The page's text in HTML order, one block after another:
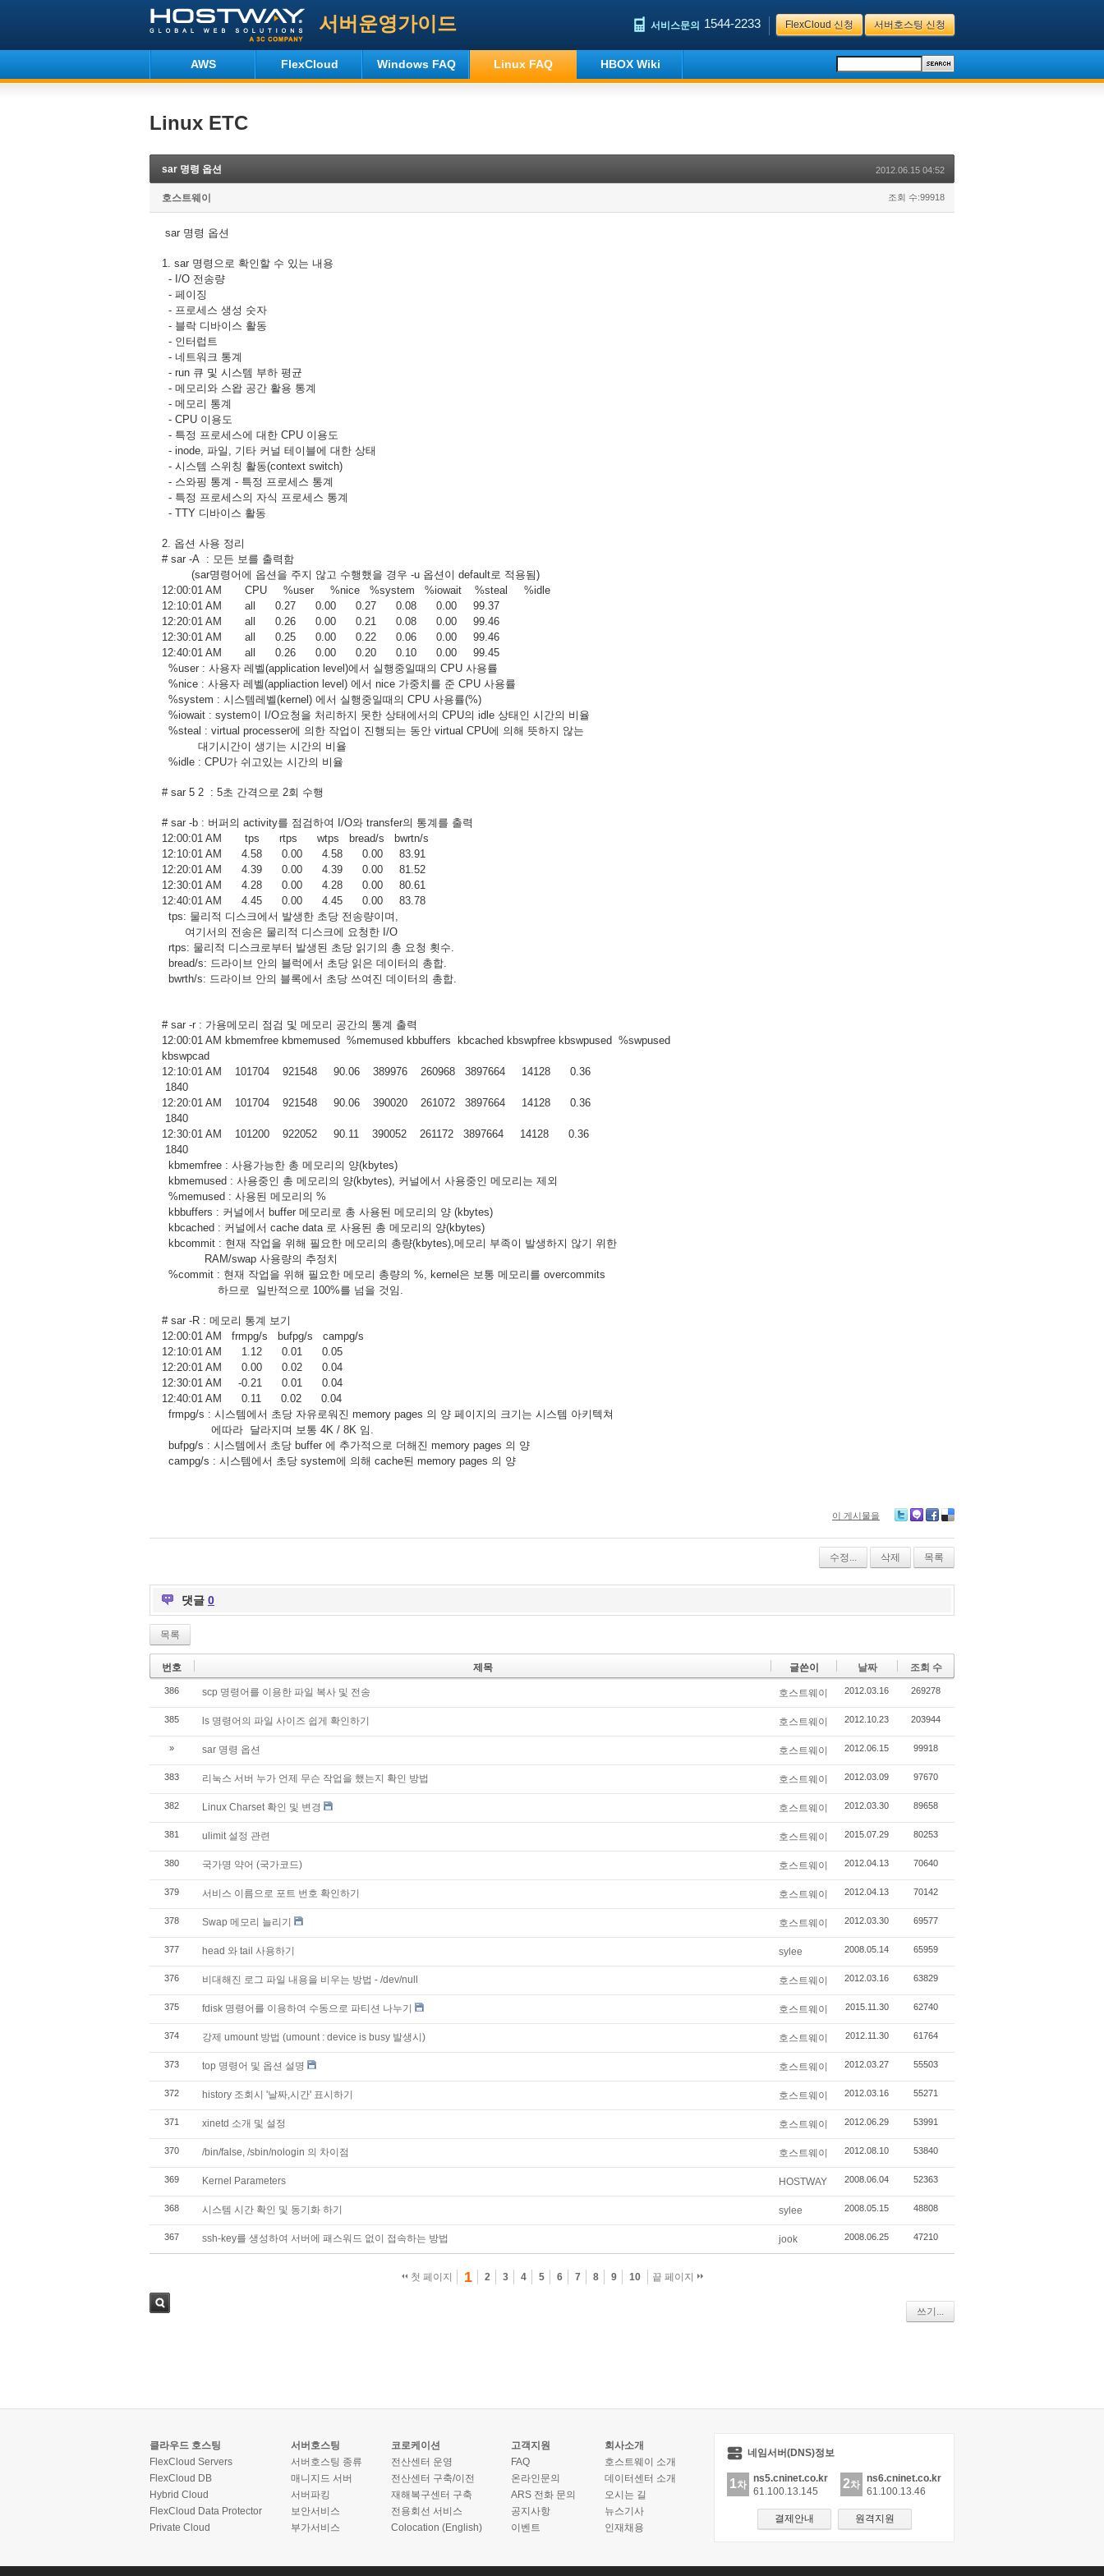
서버운영가이드 서비스문의 1544-2233 FlexCloud 신청 서버호스팅 신청
AWS FlexCloud Windows FAQ Linux FAQ HBOX Wiki
Linux ETC
sar 명령 옵션 2012.06.15 04:52
호스트웨이 조회 수:99918
sar 명령 옵션
1. sar 명령으로 확인할 수 있는 내용
- I/O 전송량
- 페이징
- 프로세스 생성 숫자
- 블락 디바이스 활동
- 인터럽트
- 네트워크 통계
- run 큐 및 시스템 부하 평균
- 메모리와 스왑 공간 활용 통계
- 메모리 통계
- CPU 이용도
- 특정 프로세스에 대한 CPU 이용도
- inode, 파일, 기타 커널 테이블에 대한 상태
- 시스템 스위칭 활동(context switch)
- 스와핑 통계 - 특정 프로세스 통계
- 특정 프로세스의 자식 프로세스 통계
- TTY 디바이스 활동
2. 옵션 사용 정리
# sar -A : 모든 보를 출력함
(sar명령어에 옵션을 주지 않고 수행했을 경우 -u 옵션이 default로 적용됨)
12:00:01 AM CPU %user %nice %system %iowait %steal %idle
12:10:01 AM all 0.27 0.00 0.27 0.08 0.00 99.37
12:20:01 AM all 0.26 0.00 0.21 0.08 0.00 99.46
12:30:01 AM all 0.25 0.00 0.22 0.06 0.00 99.46
12:40:01 AM all 0.26 0.00 0.20 0.10 0.00 99.45
%user : 사용자 레벨(application level)에서 실행중일때의 CPU 사용률
%nice : 사용자 레벨(appliaction level) 에서 nice 가중치를 준 CPU 사용률
%system : 시스템레벨(kernel) 에서 실행중일때의 CPU 사용률(%)
%iowait : system이 I/O요청을 처리하지 못한 상태에서의 CPU의 idle 상태인 시간의 비율
%steal : virtual processer에 의한 작업이 진행되는 동안 virtual CPU에 의해 뜻하지 않는
대기시간이 생기는 시간의 비율
%idle : CPU가 쉬고있는 시간의 비율
# sar 5 2 : 5초 간격으로 2회 수행
# sar -b : 버퍼의 activity를 점검하여 I/O와 transfer의 통계를 출력
12:00:01 AM tps rtps wtps bread/s bwrtn/s
12:10:01 AM 4.58 0.00 4.58 0.00 83.91
12:20:01 AM 4.39 0.00 4.39 0.00 81.52
12:30:01 AM 4.28 0.00 4.28 0.00 80.61
12:40:01 AM 4.45 0.00 4.45 0.00 83.78
tps: 물리적 디스크에서 발생한 초당 전송량이며,
여기서의 전송은 물리적 디스크에 요청한 I/O
rtps: 물리적 디스크로부터 발생된 초당 읽기의 총 요청 횟수.
bread/s: 드라이브 안의 블럭에서 초당 읽은 데이터의 총합.
bwrth/s: 드라이브 안의 블록에서 초당 쓰여진 데이터의 총합.
# sar -r : 가용메모리 점검 및 메모리 공간의 통계 출력
12:00:01 AM kbmemfree kbmemused %memused kbbuffers kbcached kbswpfree kbswpused %swpused
kbswpcad
12:10:01 AM 101704 921548 90.06 389976 260968 3897664 14128 0.36
1840
12:20:01 AM 101704 921548 90.06 390020 261072 3897664 14128 0.36
1840
12:30:01 AM 101200 922052 90.11 390052 261172 3897664 14128 0.36
1840
kbmemfree : 사용가능한 총 메모리의 양(kbytes)
kbmemused : 사용중인 총 메모리의 양(kbytes), 커널에서 사용중인 메모리는 제외
%memused : 사용된 메모리의 %
kbbuffers : 커널에서 buffer 메모리로 총 사용된 메모리의 양 (kbytes)
kbcached : 커널에서 cache data 로 사용된 총 메모리의 양(kbytes)
kbcommit : 현재 작업을 위해 필요한 메모리의 총량(kbytes),메모리 부족이 발생하지 않기 위한
RAM/swap 사용량의 추정치
%commit : 현재 작업을 위해 필요한 메모리 총량의 %, kernel은 보통 메모리를 overcommits
하므로 일반적으로 100%를 넘을 것임.
# sar -R : 메모리 통계 보기
12:00:01 AM frmpg/s bufpg/s campg/s
12:10:01 AM 1.12 0.01 0.05
12:20:01 AM 0.00 0.02 0.04
12:30:01 AM -0.21 0.01 0.04
12:40:01 AM 0.11 0.02 0.04
frmpg/s : 시스템에서 초당 자유로워진 memory pages 의 양 페이지의 크기는 시스템 아키텍쳐
에따라 달라지며 보통 4K / 8K 임.
bufpg/s : 시스템에서 초당 buffer 에 추가적으로 더해진 memory pages 의 양
campg/s : 시스템에서 초당 system에 의해 cache된 memory pages 의 양
이 게시물을
itte
r
e2
y
ce
bo
ok
lici
ou
s
수정... 삭제 목록
댓글 0
목록
번호 제목 글쓴이 날짜 조회 수
386 scp 명령어를 이용한 파일 복사 및 전송 호스트웨이 2012.03.16 269278
385 ls 명령어의 파일 사이즈 쉽게 확인하기 호스트웨이 2012.10.23 203944
» sar 명령 옵션 호스트웨이 2012.06.15 99918
383 리눅스 서버 누가 언제 무슨 작업을 했는지 확인 방법 호스트웨이 2012.03.09 97670
382 Linux Charset 확인 및 변경 호스트웨이 2012.03.30 89658
381 ulimit 설정 관련 호스트웨이 2015.07.29 80253
380 국가명 약어 (국가코드) 호스트웨이 2012.04.13 70640
379 서비스 이름으로 포트 번호 확인하기 호스트웨이 2012.04.13 70142
378 Swap 메모리 늘리기 호스트웨이 2012.03.30 69577
377 head 와 tail 사용하기 sylee 2008.05.14 65959
376 비대해진 로그 파일 내용을 비우는 방법 - /dev/null 호스트웨이 2012.03.16 63829
375 fdisk 명령어를 이용하여 수동으로 파티션 나누기 호스트웨이 2015.11.30 62740
374 강제 umount 방법 (umount : device is busy 발생시) 호스트웨이 2012.11.30 61764
373 top 명령어 및 옵션 설명 호스트웨이 2012.03.27 55503
372 history 조회시 '날짜,시간' 표시하기 호스트웨이 2012.03.16 55271
371 xinetd 소개 및 설정 호스트웨이 2012.06.29 53991
370 /bin/false, /sbin/nologin 의 차이점 호스트웨이 2012.08.10 53840
369 Kernel Parameters HOSTWAY 2008.06.04 52363
368 시스템 시간 확인 및 동기화 하기 sylee 2008.05.15 48808
367 ssh-key를 생성하여 서버에 패스워드 없이 접속하는 방법 jook 2008.06.25 47210
첫 페이지 1 2 3 4 5 6 7 8 9 10 끝 페이지
쓰기...
클라우드 호스팅
FlexCloud Servers
FlexCloud DB
Hybrid Cloud
FlexCloud Data Protector
Private Cloud
서버호스팅
서버호스팅 종류
매니지드 서버
서버파킹
보안서비스
부가서비스
코로케이션
전산센터 운영
전산센터 구축/이전
재해복구센터 구축
전용회선 서비스
Colocation (English)
고객지원
FAQ
온라인문의
ARS 전화 문의
공지사항
이벤트
회사소개
호스트웨이 소개
데이터센터 소개
오시는 길
뉴스기사
인재채용
네임서버(DNS)정보
1차
ns5.cninet.co.kr
61.100.13.145
2차
ns6.cninet.co.kr
61.100.13.46
결제안내 원격지원